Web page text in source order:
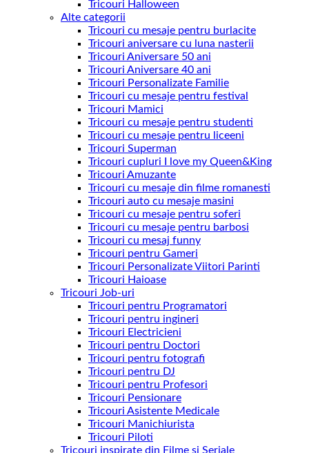
Tricouri Halloween
Alte categorii
Tricouri cu mesaje pentru burlacite
Tricouri aniversare cu luna nasterii
Tricouri Aniversare 50 ani
Tricouri Aniversare 40 ani
Tricouri Personalizate Familie
Tricouri cu mesaje pentru festival
Tricouri Mamici
Tricouri cu mesaje pentru studenti
Tricouri cu mesaje pentru liceeni
Tricouri Superman
Tricouri cupluri I love my Queen&King
Tricouri Amuzante
Tricouri cu mesaje din filme romanesti
Tricouri auto cu mesaje masini
Tricouri cu mesaje pentru soferi
Tricouri cu mesaje pentru barbosi
Tricouri cu mesaj funny
Tricouri pentru Gameri
Tricouri Personalizate Viitori Parinti
Tricouri Haioase
Tricouri Job-uri
Tricouri pentru Programatori
Tricouri pentru ingineri
Tricouri Electricieni
Tricouri pentru Doctori
Tricouri pentru fotografi
Tricouri pentru DJ
Tricouri pentru Profesori
Tricouri Pensionare
Tricouri Asistente Medicale
Tricouri Manichiurista
Tricouri Piloti
Tricouri inspirate din Filme si Seriale